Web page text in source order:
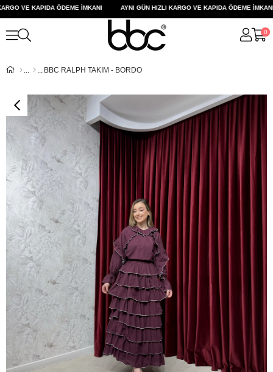
VE KAPIDA ÖDEME İMKANI AYNI GÜN HIZLI KARGO VE KAPIDA ÖDEME İMKANI
0
BBC RALPH TAKIM - BORDO